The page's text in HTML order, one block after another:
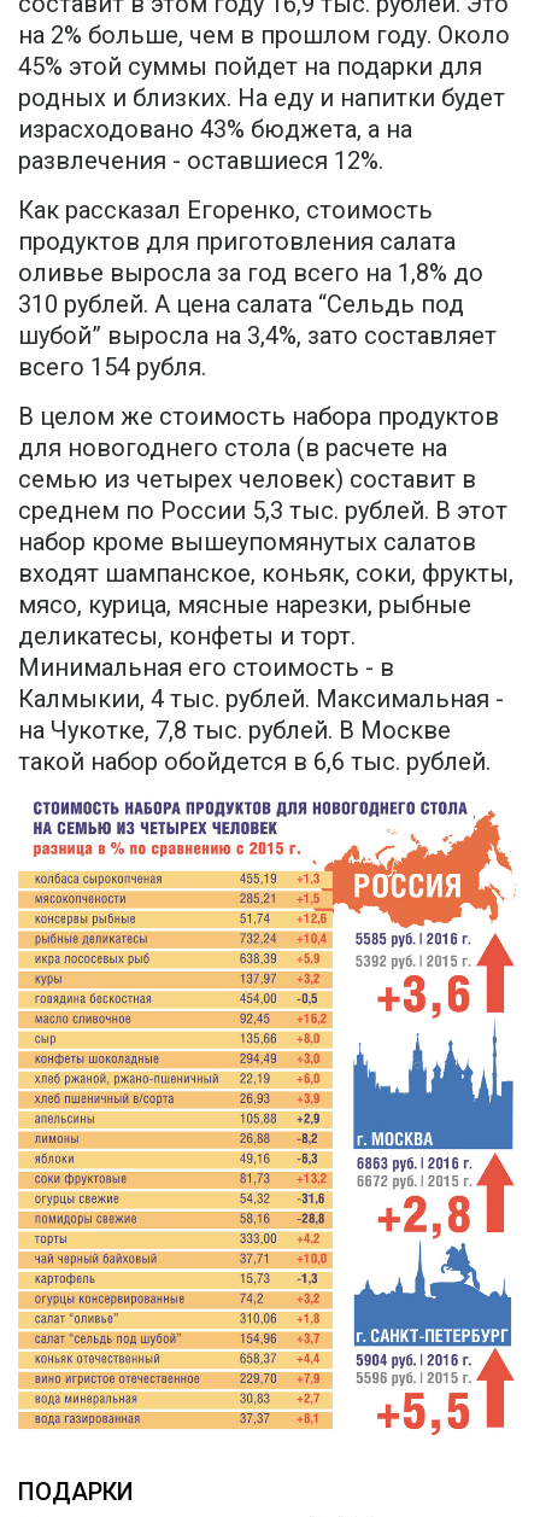
на 2% больше, чем в прошлом году. Около
45% этой суммы пойдет на подарки для
родных и близких. На еду и напитки будет
израсходовано 43% бюджета, а на
развлечения - оставшиеся 12%.
Как рассказал Егоренко, стоимость
продуктов для приготовления салата
оливье выросла за год всего на 1,8% до
310 рублей. А цена салата “Сельдь под
шубой” выросла на 3,4%, зато составляет
всего 154 рубля.
В целом же стоимость набора продуктов
для новогоднего стола (в расчете на
семью из четырех человек) составит в
среднем по России 5,3 тыс. рублей. В этот
набор кроме вышеупомянутых салатов
входят шампанское, коньяк, соки, фрукты,
мясо, курица, мясные нарезки, рыбные
деликатесы, конфеты и торт.
Минимальная его стоимость - в
Калмыкии, 4 тыс. рублей. Максимальная -
на Чукотке, 7,8 тыс. рублей. В Москве
такой набор обойдется в 6,6 тыс. рублей.
ПОДАРКИ